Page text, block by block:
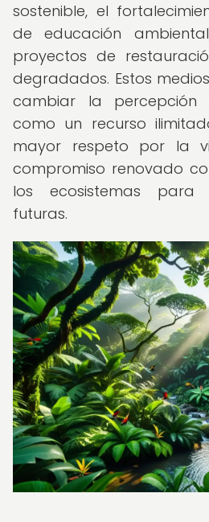
sostenible, el
de educación
proyectos de
degradados. Estos
cambiar la
como un recurso
mayor respeto por la
compromiso renovado
los ecosistemas para
futuras.